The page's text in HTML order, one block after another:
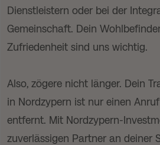
Dienstleistern oder bei der
Gemeinschaft. Dein
Zufriedenheit sind uns wichtig.
Also, zögere nicht länger. Dein
in Nordzypern ist nur einen
entfernt. Mit Nordzypern-
zuverlässigen Partner an deiner